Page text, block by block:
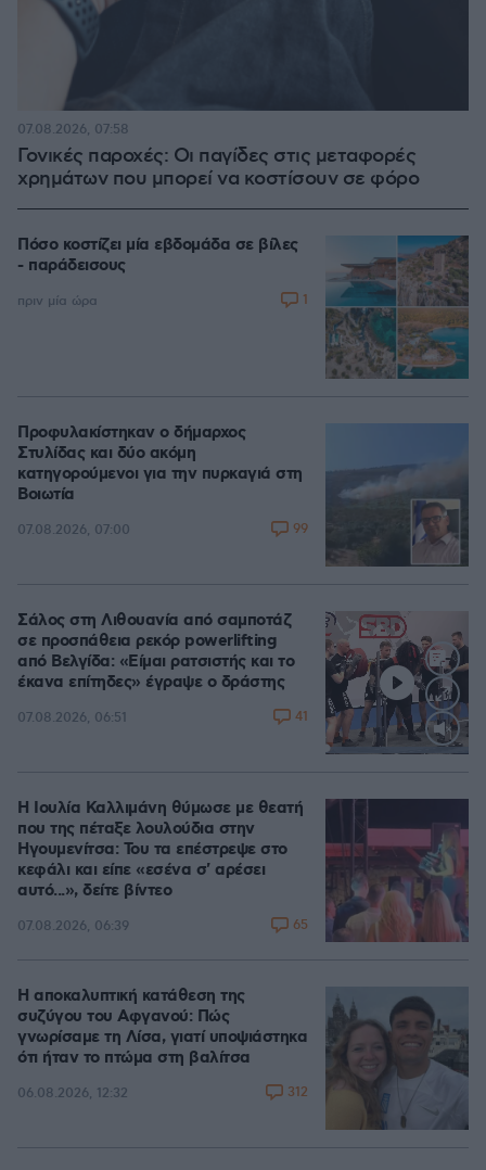
Γονικές παροχές: Οι παγίδες στις μεταφορές
χρημάτων που μπορεί να κοστίσουν σε φόρο
07.08.2026, 07:58
Πόσο κοστίζει μία εβδομάδα σε βίλες
- παράδεισους
πριν μία ώρα 1
Προφυλακίστηκαν ο δήμαρχος
Στυλίδας και δύο ακόμη
κατηγορούμενοι για την πυρκαγιά στη
Βοιωτία
07.08.2026, 07:00 99
Loaded
Σάλος στη Λιθουανία από σαμποτάζ
σε προσπάθεια ρεκόρ powerlifting
από Βελγίδα: «Είμαι ρατσιστής και το
έκανα επίτηδες» έγραψε ο δράστης
07.08.2026, 06:51 41
Η Ιουλία Καλλιμάνη θύμωσε με θεατή
που της πέταξε λουλούδια στην
Ηγουμενίτσα: Του τα επέστρεψε στο
κεφάλι και είπε «εσένα σ' αρέσει
αυτό...», δείτε βίντεο
07.08.2026, 06:39 65
Η αποκαλυπτική κατάθεση της
συζύγου του Αφγανού: Πώς
γνωρίσαμε τη Λίσα, γιατί υποψιάστηκα
ότι ήταν το πτώμα στη βαλίτσα
06.08.2026, 12:32 312